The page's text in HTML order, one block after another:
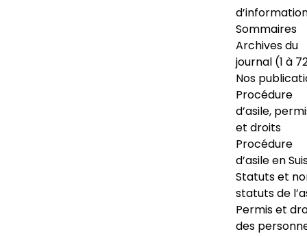
Sommaires
Archives du
journal (1 à
Nos
Procédure
d’asile,
et droits
Procédure
d’asile en
Statuts et
statuts de
Permis et
des